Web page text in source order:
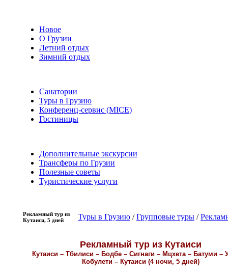
Новое
О Грузии
Летний отдых
Зимний отдых
Санатории
Туры в Грузию
Конференц-сервис (MICE)
Гостиницы
Дополнительные экскурсии
Трансферы по Грузии
Полезные советы
Туристические услуги
Рекламный тур из
Кутаиси, 5 дней
Туры в Грузию /Групповые туры /
Рекламный тур из Кутаиси
Кутаиси –Тбилиси – Бодбе – Сигнаги – Мцхета – Батуми –
Кобулети – Кутаиси (4 ночи, 5 дней)